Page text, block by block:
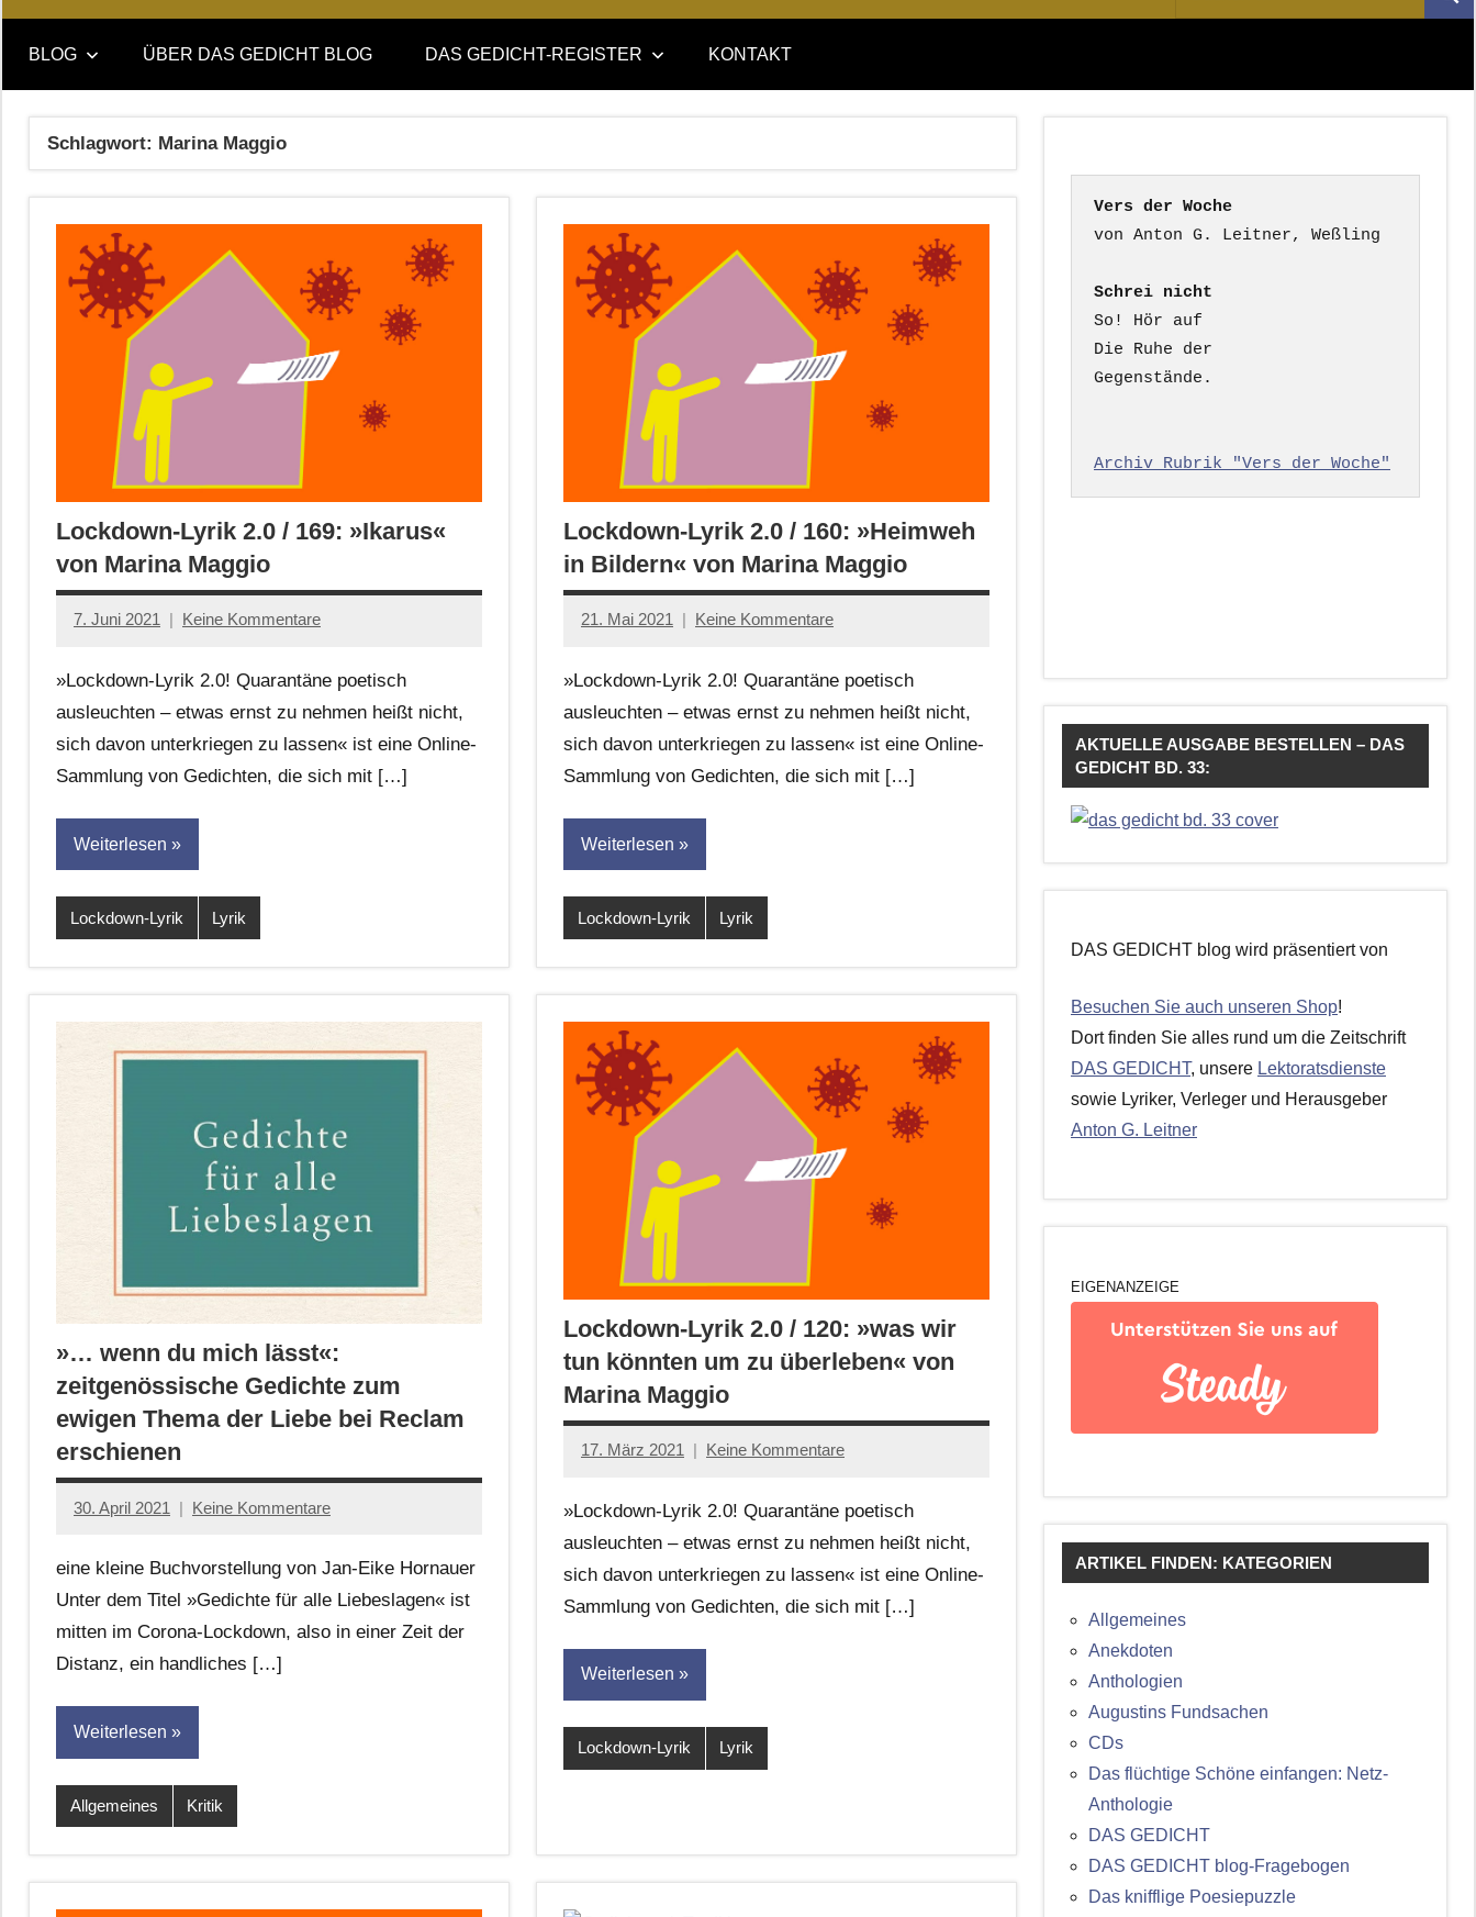
DAS
GEDICHT
blog
DAS
GEDICHT.
Zeitschrift
nach:
BLOG ÜBER DAS GEDICHT BLOG DAS GEDICHT-REGISTER KONTAKT
Schlagwort: Marina Maggio
Lockdown-Lyrik 2.0 / 169: »Ikarus«
von Marina Maggio
7. Juni 2021
Anton
Leitner
Keine Kommentare
»Lockdown-Lyrik 2.0! Quarantäne poetisch
ausleuchten – etwas ernst zu nehmen heißt nicht,
sich davon unterkriegen zu lassen« ist eine Online-
Sammlung von Gedichten, die sich mit […]
Weiterlesen
Lockdown-Lyrik Lyrik
Lockdown-Lyrik 2.0 / 160: »Heimweh
in Bildern« von Marina Maggio
21. Mai 2021
Anton
Leitner
Keine Kommentare
»Lockdown-Lyrik 2.0! Quarantäne poetisch
ausleuchten – etwas ernst zu nehmen heißt nicht,
sich davon unterkriegen zu lassen« ist eine Online-
Sammlung von Gedichten, die sich mit […]
Weiterlesen
Lockdown-Lyrik Lyrik
»… wenn du mich lässt«:
zeitgenössische Gedichte zum
ewigen Thema der Liebe bei Reclam
erschienen
30. April 2021
Jan-
Hornauer
für
dasgedichtblog
Keine Kommentare
eine kleine Buchvorstellung von Jan-Eike Hornauer
Unter dem Titel »Gedichte für alle Liebeslagen« ist
mitten im Corona-Lockdown, also in einer Zeit der
Distanz, ein handliches […]
Weiterlesen
Allgemeines Kritik
Lockdown-Lyrik 2.0 / 120: »was wir
tun könnten um zu überleben« von
Marina Maggio
17. März 2021
Anton
Leitner
Keine Kommentare
»Lockdown-Lyrik 2.0! Quarantäne poetisch
ausleuchten – etwas ernst zu nehmen heißt nicht,
sich davon unterkriegen zu lassen« ist eine Online-
Sammlung von Gedichten, die sich mit […]
Weiterlesen
Lockdown-Lyrik Lyrik
Vers der Woche
Schrei nicht
So! Hör auf
Die Ruhe der
Gegenstände.
Archiv Rubrik "Vers der Woche"
AKTUELLE AUSGABE BESTELLEN – DAS
GEDICHT BD. 33:
DAS GEDICHT blog wird präsentiert von
Besuchen Sie auch unseren Shop!
Dort finden Sie alles rund um die Zeitschrift
DAS GEDICHT, unsere Lektoratsdienste
sowie Lyriker, Verleger und Herausgeber
Anton G. Leitner
EIGENANZEIGE
ARTIKEL FINDEN: KATEGORIEN
Allgemeines
Anekdoten
Anthologien
Augustins Fundsachen
CDs
Das flüchtige Schöne einfangen: Netz-
Anthologie
DAS GEDICHT
DAS GEDICHT blog-Fragebogen
Das knifflige Poesiepuzzle